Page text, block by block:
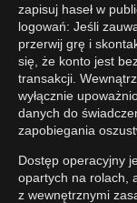
zapisuj haseł w
logowań: Jeśli
przerwij grę i
się, że konto jest
transakcji.
wyłącznie
danych do
zapobiegania
Dostęp operacyjny
opartych na rolach,
z wewnętrznymi